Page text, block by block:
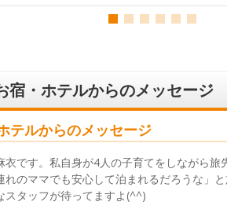
宿・ホテルからのメッセージ
テルからのメッセージ
衣です。私自身が4人の子育てをしながら
れのママでも安心して泊まれるだろうな」
スタッフが待ってますよ(^^)